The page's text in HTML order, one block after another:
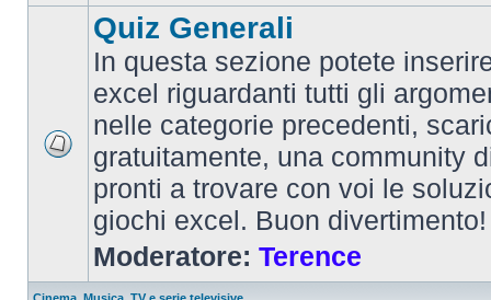
Quiz Generali
In questa sezione potete
excel riguardanti tutti gli
nelle categorie precedenti,
gratuitamente, una community
pronti a trovare con voi le
giochi excel. Buon divertimento!
Moderatore: Terence